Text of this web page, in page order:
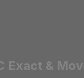
Exact &